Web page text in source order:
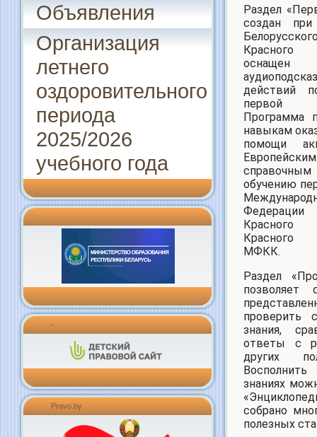
Объявления
Организация
летнего
оздоровительного
периода
2025/2026
учебного года
-
Pravo.by
Раздел
создан
оснащен
действий
первой
Программа
навыкам
помощи
Европейским
обучению
Красного
МФКК.
Раздел
проверить
знания,
ответы с
других
знаниях
собрано
полезных